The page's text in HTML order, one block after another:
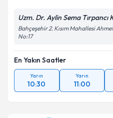
Uzm. Dr. Aylin Sema Tırpancı
Bahçeşehir 2. Kısım Mahallesi
No:17
En Yakın Saatler
Yarın
10:30
Yarın
11:00